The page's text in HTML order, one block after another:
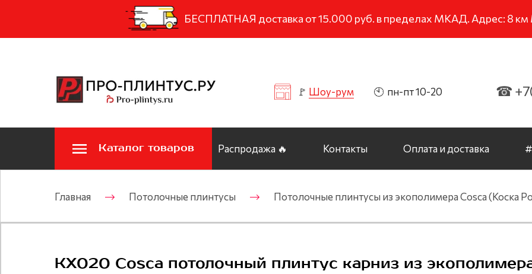
БЕСПЛАТНАЯ доставка от 15.000 руб. в пределах МКАД. Адрес: 8
🚩 Шоу-рум 🕙 пн-пт 10-20 ☎
Каталог товаров Распродажа 🔥 Контакты Оплата и доставка
Главная Потолочные плинтусы Потолочные плинтусы из экополимера Cosca (Коска
KX020 Cosca потолочный плинтус карниз из